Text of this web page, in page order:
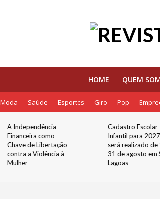
HOME QUEM
Moda Saúde Esportes Giro Pop
Cadastro Escolar
Infantil para 2027
será realizado de 1º a
31 de agosto em Sete
Lagoas
Volta das férias
levar 62 mil
BR-040 nesta
(31); fluxo será
maior que o normal